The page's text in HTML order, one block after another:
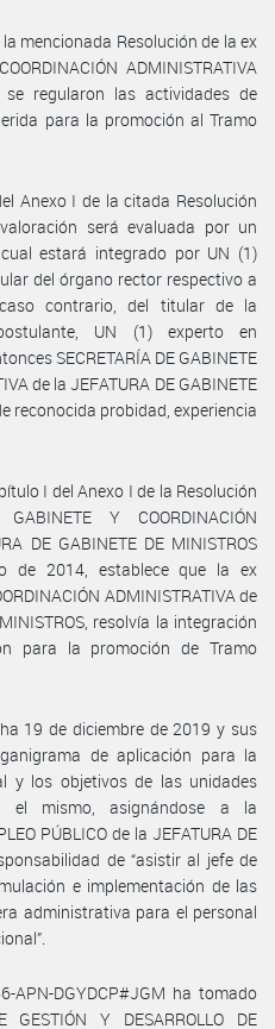
mencionada Resolución de la ex
ADMINISTRATIVA
regularon las actividades de
para la promoción al Tramo
Anexo I de la citada Resolución
será evaluada por un
cual estará integrado por UN (1)
del órgano rector respectivo a
contrario, del titular de la
UN (1) experto en
SECRETARÍA DE GABINETE
de la JEFATURA DE GABINETE
reconocida probidad, experiencia
I del Anexo I de la Resolución
Y COORDINACIÓN
DE GABINETE DE MINISTROS
de 2014, establece que la ex
ADMINISTRATIVA de
resolvía la integración
para la promoción de Tramo
19 de diciembre de 2019 y sus
de aplicación para la
y los objetivos de las unidades
el mismo, asignándose a la
PÚBLICO de la JEFATURA DE
de “asistir al jefe de
e implementación de las
administrativa para el personal
APN-DGYDCP#JGM ha tomado
Y DESARROLLO DE